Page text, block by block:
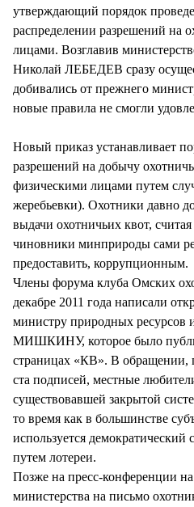
утверждающий порядок
распределении разрешений на
лицами. Возглавив
Николай ЛЕБЕДЕВ сразу
добивались от прежнего
новые правила не смогли
Новый приказ устанавливает
разрешений на добычу
физическими лицами путем
жеребьевки). Охотники давно
выдачи охотничьих квот,
чиновники минприроды сами
предоставить, коррупционным.
Члены форума клуба Омских
декабре 2011 года написали
министру природных ресурсов
МИШКИНУ, которое было
страницах «КВ». В обращении,
ста подписей, местные
существовавшей закрытой
то время как в большинстве
используется демократический
путем лотереи.
Позже на пресс-конференции
министерства на письмо